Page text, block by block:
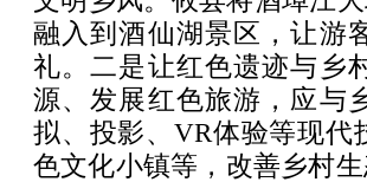
融入到酒仙湖景区，让游
礼。二是让红色遗迹与乡
源、发展红色旅游，应与
拟、投影、VR体验等现代
色文化小镇等，改善乡村